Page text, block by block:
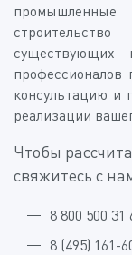
промышленные
существующих
консультацию и
реализации
Чтобы
свяжитесь с
8 800 500 31
8 (495) 161-